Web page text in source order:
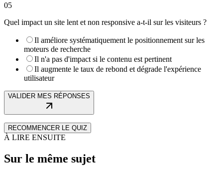
05
Quel impact un site lent et non responsive a‑t‑il sur les visiteurs ?
Il améliore systématiquement le positionnement sur les
moteurs de recherche
Il n'a pas d'impact si le contenu est pertinent
Il augmente le taux de rebond et dégrade l'expérience
utilisateur
VALIDER MES RÉPONSES
RECOMMENCER LE QUIZ
À LIRE ENSUITE
Sur le même sujet